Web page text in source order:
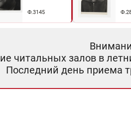
Ф.3145
читальных залов в
Последний день приема